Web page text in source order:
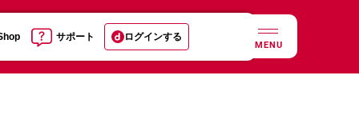
サポート ログインする
MENU